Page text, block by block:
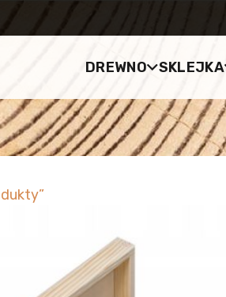
DREWNO SKLEJKA